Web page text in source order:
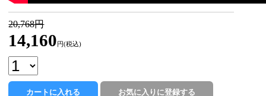
20,768円
14,160 円(税込)